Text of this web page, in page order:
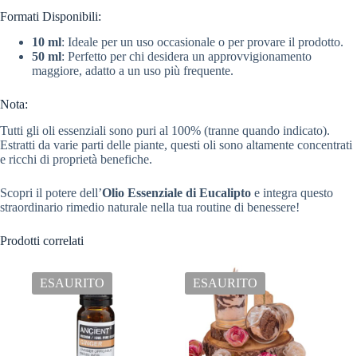
Formati Disponibili:
10 ml: Ideale per un uso occasionale o per provare il prodotto.
50 ml: Perfetto per chi desidera un approvvigionamento
maggiore, adatto a un uso più frequente.
Nota:
Tutti gli oli essenziali sono puri al 100% (tranne quando indicato).
Estratti da varie parti delle piante, questi oli sono altamente concentrati
e ricchi di proprietà benefiche.
Scopri il potere dell’Olio Essenziale di Eucalipto e integra questo
straordinario rimedio naturale nella tua routine di benessere!
Prodotti correlati
ESAURITO ESAURITO